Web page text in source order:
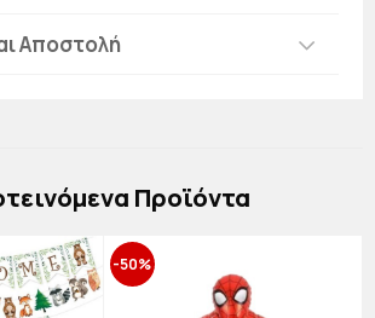
Αποστολή
Προϊόντα
-50%